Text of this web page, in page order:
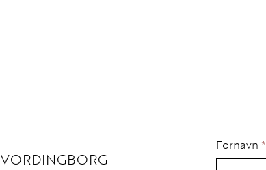
VORDINGBORG
Fornavn *